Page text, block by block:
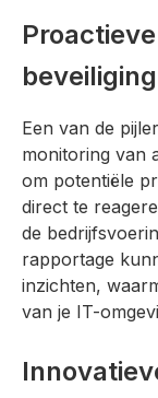
beveiliging
Een van de
monitoring van
om potentiële
direct te
de
rapportage
inzichten,
van je IT-